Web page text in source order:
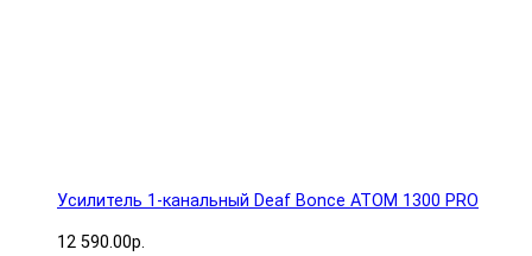
Усилитель 1-канальный Deaf Bonce ATOM 1300 PRO
12 590.00р.